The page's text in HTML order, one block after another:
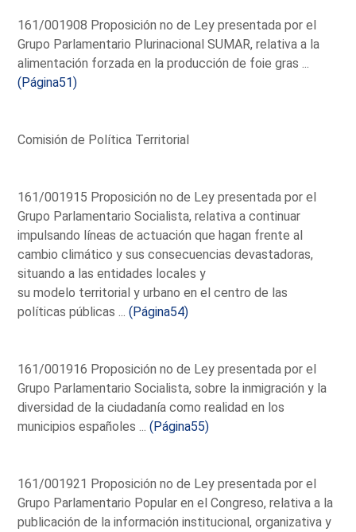
161/001908 Proposición no de Ley presentada por el
Grupo Parlamentario Plurinacional SUMAR, relativa a la
alimentación forzada en la producción de foie gras ...
(Página51)
Comisión de Política Territorial
161/001915 Proposición no de Ley presentada por el
Grupo Parlamentario Socialista, relativa a continuar
impulsando líneas de actuación que hagan frente al
cambio climático y sus consecuencias devastadoras,
situando a las entidades locales y
su modelo territorial y urbano en el centro de las
políticas públicas ...(Página54)
161/001916 Proposición no de Ley presentada por el
Grupo Parlamentario Socialista, sobre la inmigración y la
diversidad de la ciudadanía como realidad en los
municipios españoles ...(Página55)
161/001921 Proposición no de Ley presentada por el
Grupo Parlamentario Popular en el Congreso, relativa a la
publicación de la información institucional, organizativa y